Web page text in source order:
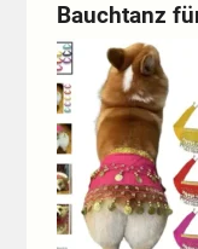
Bauchtanz